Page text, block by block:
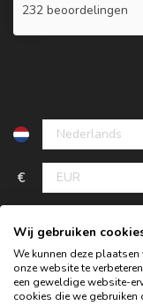
232 beoordelingen
€
Wij gebruiken
We kunnen deze
onze website te
een geweldige website-
cookies die we